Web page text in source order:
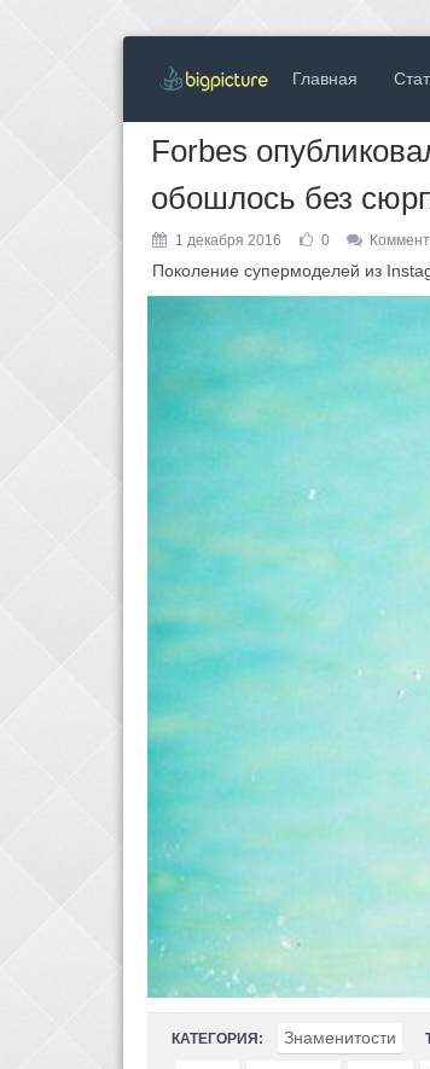
Главная
Forbes
обошлось без
1 декабря 2016 0
Поколение супермоделей из
КАТЕГОРИЯ: Знаменитости